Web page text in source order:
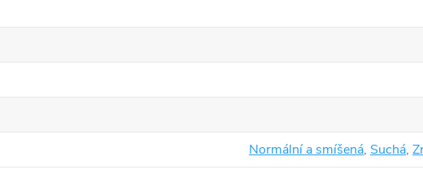
Normální a smíšená, Suchá,